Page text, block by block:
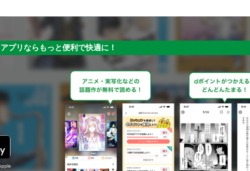
アプリならもっと便利で快適に！